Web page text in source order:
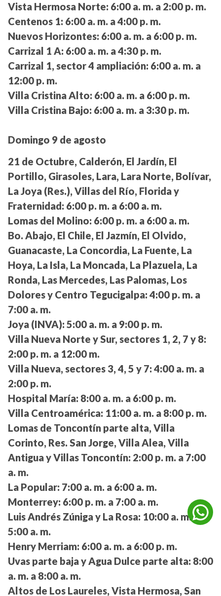
Vista Hermosa Norte: 6:00 a. m. a 2:00 p. m.
Centenos 1: 6:00 a. m. a 4:00 p. m.
Nuevos Horizontes: 6:00 a. m. a 6:00 p. m.
Carrizal 1 A: 6:00 a. m. a 4:30 p. m.
Carrizal 1, sector 4 ampliación: 6:00 a. m. a
12:00 p. m.
Villa Cristina Alto: 6:00 a. m. a 6:00 p. m.
Villa Cristina Bajo: 6:00 a. m. a 3:30 p. m.
Domingo 9 de agosto
21 de Octubre, Calderón, El Jardín, El
Portillo, Girasoles, Lara, Lara Norte, Bolívar,
La Joya (Res.), Villas del Río, Florida y
Fraternidad: 6:00 p. m. a 6:00 a. m.
Lomas del Molino: 6:00 p. m. a 6:00 a. m.
Bo. Abajo, El Chile, El Jazmín, El Olvido,
Guanacaste, La Concordia, La Fuente, La
Hoya, La Isla, La Moncada, La Plazuela, La
Ronda, Las Mercedes, Las Palomas, Los
Dolores y Centro Tegucigalpa: 4:00 p. m. a
7:00 a. m.
Joya (INVA): 5:00 a. m. a 9:00 p. m.
Villa Nueva Norte y Sur, sectores 1, 2, 7 y 8:
2:00 p. m. a 12:00 m.
Villa Nueva, sectores 3, 4, 5 y 7: 4:00 a. m. a
2:00 p. m.
Hospital María: 8:00 a. m. a 6:00 p. m.
Villa Centroamérica: 11:00 a. m. a 8:00 p. m.
Lomas de Toncontín parte alta, Villa
Corinto, Res. San Jorge, Villa Alea, Villa
Antigua y Villas Toncontín: 2:00 p. m. a 7:00
a. m.
La Popular: 7:00 a. m. a 6:00 a. m.
Monterrey: 6:00 p. m. a 7:00 a. m.
Luis Andrés Zúniga y La Rosa: 10:00 a. m. a
5:00 a. m.
Henry Merriam: 6:00 a. m. a 6:00 p. m.
Uvas parte baja y Agua Dulce parte alta: 8:00
a. m. a 8:00 a. m.
Altos de Los Laureles, Vista Hermosa, San